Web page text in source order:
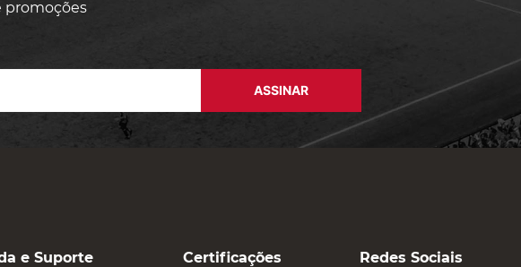
promoções
ASSINAR
e Suporte Certificações Redes Sociais